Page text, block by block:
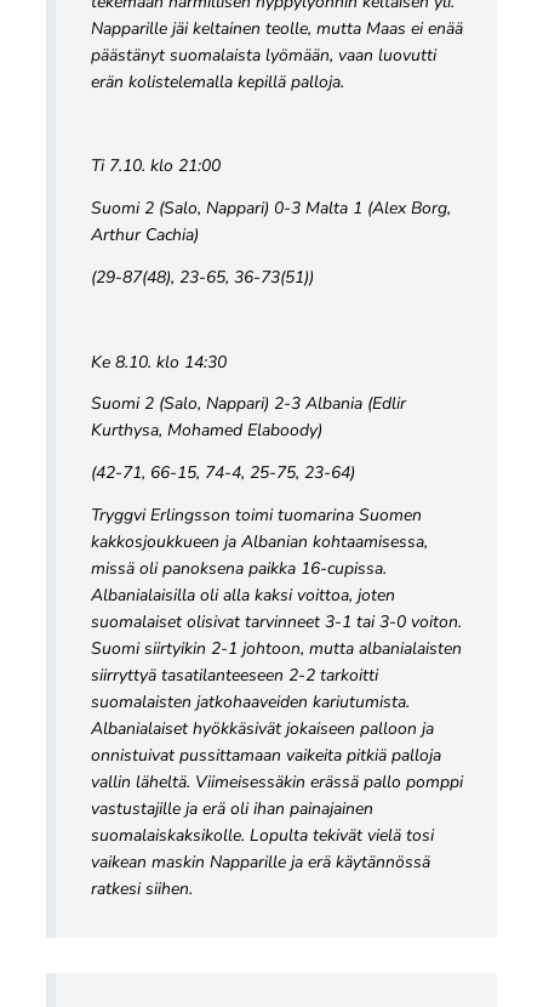
Napparille jäi keltainen teolle, mutta Maas ei enää
päästänyt suomalaista lyömään, vaan luovutti
erän kolistelemalla kepillä palloja.
Ti 7.10. klo 21:00
Suomi 2 (Salo, Nappari) 0-3 Malta 1 (Alex Borg,
Arthur Cachia)
(29-87(48), 23-65, 36-73(51))
Ke 8.10. klo 14:30
Suomi 2 (Salo, Nappari) 2-3 Albania (Edlir
Kurthysa, Mohamed Elaboody)
(42-71, 66-15, 74-4, 25-75, 23-64)
Tryggvi Erlingsson toimi tuomarina Suomen
kakkosjoukkueen ja Albanian kohtaamisessa,
missä oli panoksena paikka 16-cupissa.
Albanialaisilla oli alla kaksi voittoa, joten
suomalaiset olisivat tarvinneet 3-1 tai 3-0 voiton.
Suomi siirtyikin 2-1 johtoon, mutta albanialaisten
siirryttyä tasatilanteeseen 2-2 tarkoitti
suomalaisten jatkohaaveiden kariutumista.
Albanialaiset hyökkäsivät jokaiseen palloon ja
onnistuivat pussittamaan vaikeita pitkiä palloja
vallin läheltä. Viimeisessäkin erässä pallo pomppi
vastustajille ja erä oli ihan painajainen
suomalaiskaksikolle. Lopulta tekivät vielä tosi
vaikean maskin Napparille ja erä käytännössä
ratkesi siihen.